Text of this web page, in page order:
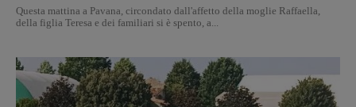
Questa mattina a Pavana, circondato dall'affetto della moglie Raffaella,
della figlia Teresa e dei familiari si è spento, a...